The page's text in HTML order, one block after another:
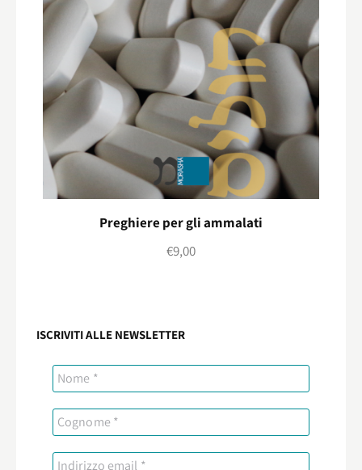
Preghiere per gli ammalati
€9,00
ISCRIVITI ALLE NEWSLETTER